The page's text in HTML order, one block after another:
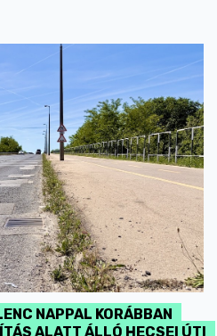
NAPPAL KORÁBBAN
ALATT ÁLLÓ HECSEI ÚTI